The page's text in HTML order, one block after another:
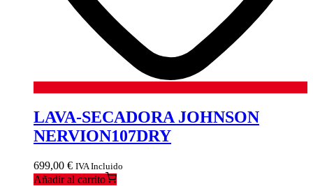
LAVA-SECADORA JOHNSON
NERVION107DRY
699,00 € IVA Incluido
Añadir al carrito